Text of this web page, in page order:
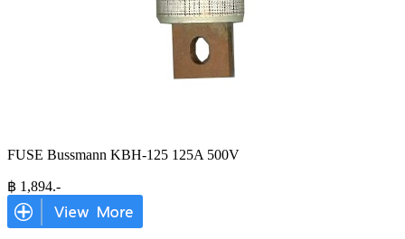
FUSE Bussmann KBH-125 125A 500V
฿ 1,894.-